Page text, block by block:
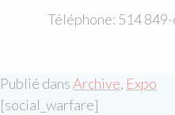
Téléphone: 514
Publié dansArchive, Expo
[social_warfare]